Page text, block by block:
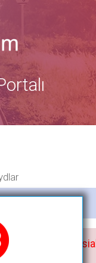
saytda və sosial